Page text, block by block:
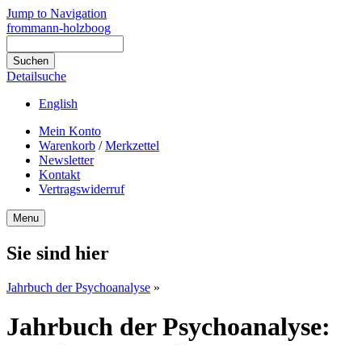
Jump to Navigation
frommann-holzboog
Detailsuche
English
Mein Konto
Warenkorb /Merkzettel
Newsletter
Kontakt
Vertragswiderruf
Menu
Sie sind hier
Jahrbuch der Psychoanalyse »
Jahrbuch der Psychoanalyse: